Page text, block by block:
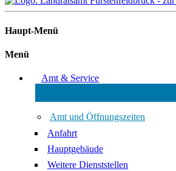
Haupt-Menü
Menü
Amt & Service
Amt und Öffnungszeiten
Anfahrt
Hauptgebäude
Weitere Dienststellen